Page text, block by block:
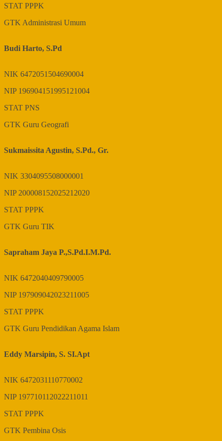
STAT PPPK
GTK Administrasi Umum
Budi Harto, S.Pd
NIK 6472051504690004
NIP 196904151995121004
STAT PNS
GTK Guru Geografi
Sukmaissita Agustin, S.Pd., Gr.
NIK 3304095508000001
NIP 200008152025212020
STAT PPPK
GTK Guru TIK
Sapraham Jaya P.,S.Pd.I.M.Pd.
NIK 6472040409790005
NIP 197909042023211005
STAT PPPK
GTK Guru Pendidikan Agama Islam
Eddy Marsipin, S. SI.Apt
NIK 6472031110770002
NIP 197710112022211011
STAT PPPK
GTK Pembina Osis